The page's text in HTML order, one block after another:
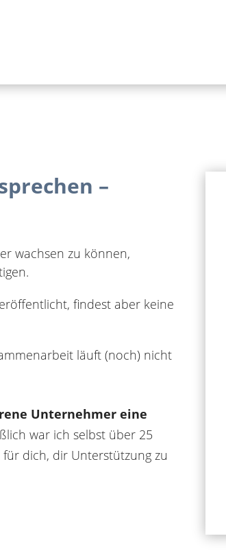
–
wachsen zu können,
findest aber keine
läuft (noch) nicht
Unternehmer eine
war ich selbst über 25
für dich, dir Unterstützung zu